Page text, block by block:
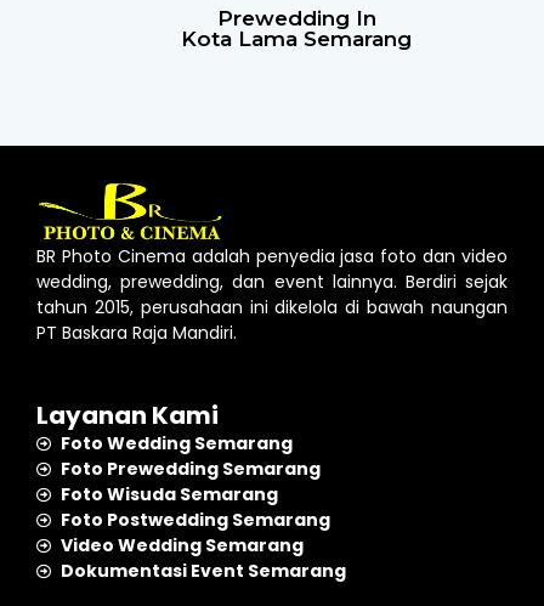
Prewedding In
Kota Lama Semarang
BR Photo Cinema adalah penyedia jasa foto dan video
wedding, prewedding, dan event lainnya. Berdiri sejak
tahun 2015, perusahaan ini dikelola di bawah naungan
PT Baskara Raja Mandiri.
Layanan Kami
Foto Wedding Semarang
Foto Prewedding Semarang
Foto Wisuda Semarang
Foto Postwedding Semarang
Video Wedding Semarang
Dokumentasi Event Semarang